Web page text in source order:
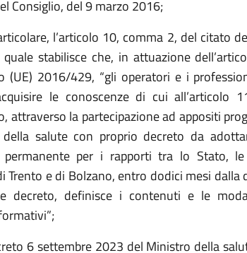
Consiglio, del 9 marzo 2016;
l’articolo 10, comma 2, del citato
stabilisce che, in attuazione
(UE) 2016/429, “gli operatori e i
le conoscenze di cui all’articolo
attraverso la partecipazione ad appositi
salute con proprio decreto da
permanente per i rapporti tra lo Stato,
Trento e di Bolzano, entro dodici mesi dalla
decreto, definisce i contenuti e le
6 settembre 2023 del Ministro della